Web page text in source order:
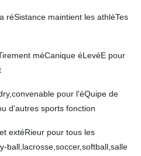
réSistance maintient les athlèTes
méCanique éLevéE pour
pour l'éQuipe de
d'autres sports fonction
extéRieur pour tous les
ball,lacrosse,soccer,softball,salle